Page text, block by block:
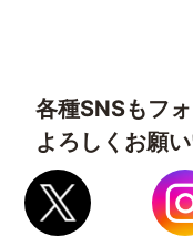
各種SNSもフ
よろしくお願